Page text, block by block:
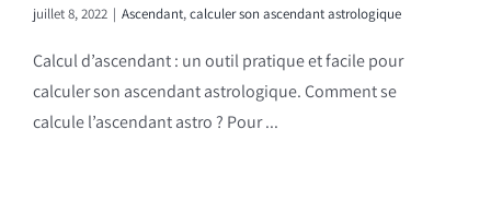
juillet 8, 2022 | Ascendant,calculer son ascendant astrologique
Calcul d’ascendant : un outil pratique et facile pour
calculer son ascendant astrologique. Comment se
calcule l’ascendant astro ? Pour ...